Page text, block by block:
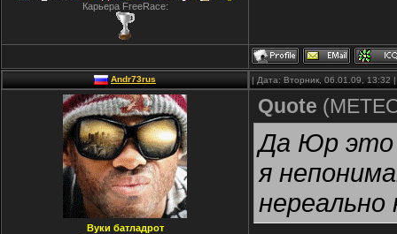
Карьера FreeRace:
Andr73rus | Дата: Вторник, 06.01.09,
Вуки батладрот
Quote (
Да Юр это
я
нереально